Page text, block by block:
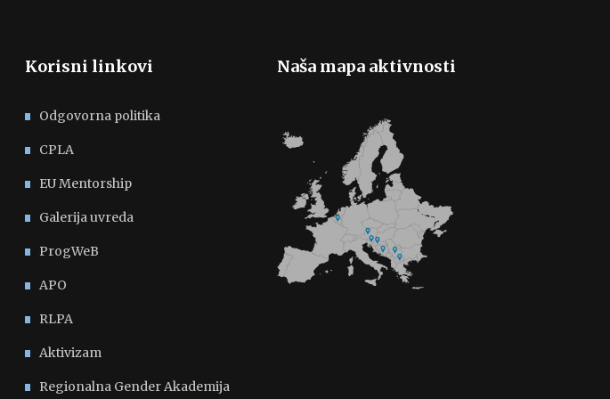
Korisni linkovi
Odgovorna politika
CPLA
EU Mentorship
Galerija uvreda
ProgWeB
APO
RLPA
Aktivizam
Regionalna Gender Akademija
Naša mapa aktivnosti